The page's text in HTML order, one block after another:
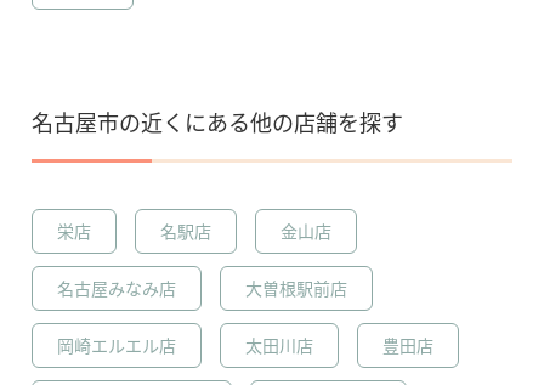
名古屋市の近くにある他の店舗を探す
栄店 名駅店 金山店
名古屋みなみ店 大曽根駅前店
岡崎エルエル店 太田川店 豊田店